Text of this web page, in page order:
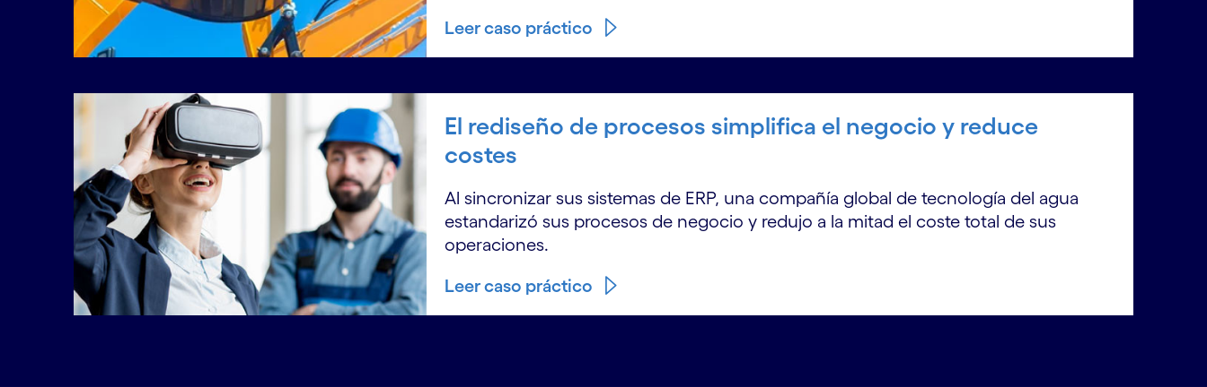
Leer caso práctico
El rediseño de procesos simplifica el negocio y reduce
costes
Al sincronizar sus sistemas de ERP, una compañía global de tecnología del agua
estandarizó sus procesos de negocio y redujo a la mitad el coste total de sus
operaciones.
Leer caso práctico